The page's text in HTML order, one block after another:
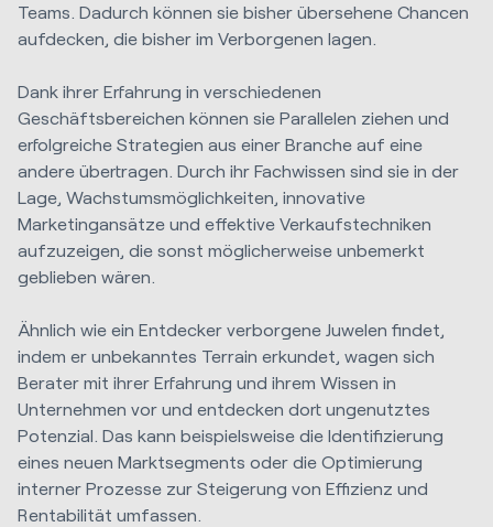
Teams. Dadurch können sie bisher übersehene Chancen
aufdecken, die bisher im Verborgenen lagen.
Dank ihrer Erfahrung in verschiedenen
Geschäftsbereichen können sie Parallelen ziehen und
erfolgreiche Strategien aus einer Branche auf eine
andere übertragen. Durch ihr Fachwissen sind sie in der
Lage, Wachstumsmöglichkeiten, innovative
Marketingansätze und effektive Verkaufstechniken
aufzuzeigen, die sonst möglicherweise unbemerkt
geblieben wären.
Ähnlich wie ein Entdecker verborgene Juwelen findet,
indem er unbekanntes Terrain erkundet, wagen sich
Berater mit ihrer Erfahrung und ihrem Wissen in
Unternehmen vor und entdecken dort ungenutztes
Potenzial. Das kann beispielsweise die Identifizierung
eines neuen Marktsegments oder die Optimierung
interner Prozesse zur Steigerung von Effizienz und
Rentabilität umfassen.